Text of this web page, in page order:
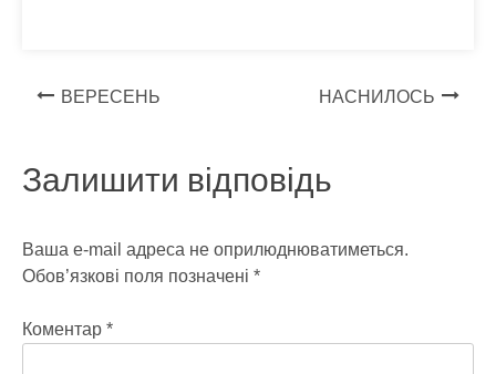
k
er
Навігація
ВЕРЕСЕНЬ НАСНИЛОСЬ
Залишити відповідь
Ваша e-mail адреса не оприлюднюватиметься.
Обов’язкові поля позначені *
Коментар *